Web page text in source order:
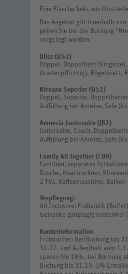
Eine Flasche Sekt, ein
Das Angebot gilt innerhalb
geben Sie bei der Buchung
vorgelegt werden.
Bliss (DS2)
Doppel, Doppelbett
(kostenpflichtig), Bügelbrett,
Nirvana Superior (US1)
Doppel, Superior,
Auffüllung bei Anreise, Safe
Amnesia Juniorsuite (JB2)
Juniorsuite, Couch,
Auffüllung bei Anreise, Safe
Family All Together (FB9)
Familien, separates
Dusche, Haartrockner,
2 TVs, Kaffeemaschine, Balkon
Verpflegung:
All Inclusive: Frühstück
Getränke ganztägig kostenfrei
Kundeninformation
Frühbucher: Bei Buchung bis
31.12. und Aufenthalt vom
sparen Sie 18%, bei Buchung
Buchung bis 31.10. 5%